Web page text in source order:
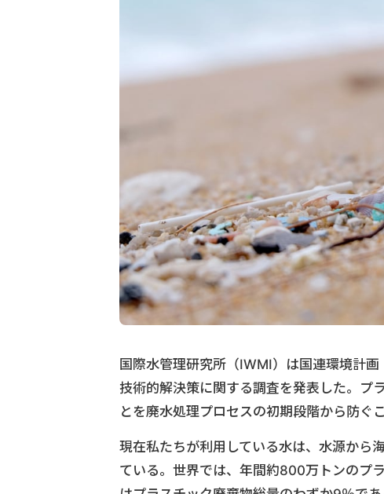
国際水管理研究所（IWMI）は国連環境計
技術的解決策に関する調査を発表した。プ
とを廃水処理プロセスの初期段階から防ぐ
現在私たちが利用している水は、水源から
ている。世界では、年間約800万トンのプ